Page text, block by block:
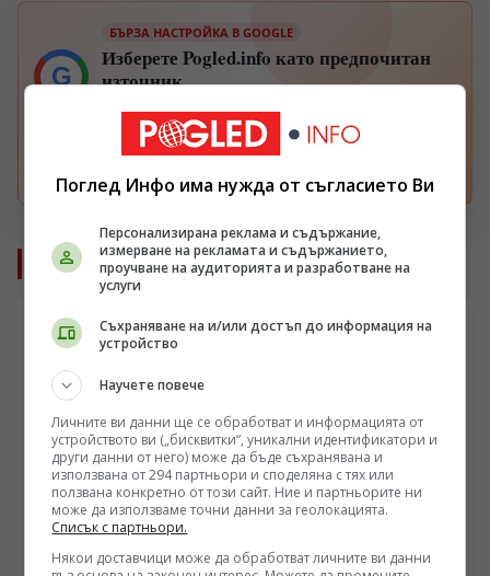
G
БЪРЗА НАСТРОЙКА В GOOGLE
Изберете Pogled.info като предпочитан
източник
Google поток.
Още от България
Поглед Инфо има нужда от съгласието Ви
Персонализирана реклама и съдържание,
измерване на рекламата и съдържанието,
проучване на аудиторията и разработване на
услуги
Съхраняване на и/или достъп до информация на
устройство
Научете повече
Личните ви данни ще се обработват и информацията от
устройството ви („бисквитки“, уникални идентификатори и
други данни от него) може да бъде съхранявана и
използвана от 294 партньори и споделяна с тях или
ползвана конкретно от този сайт. Ние и партньорите ни
може да използваме точни данни за геолокацията.
Списък с партньори.
Някои доставчици може да обработват личните ви данни